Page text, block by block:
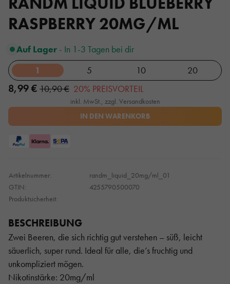
RASPBERRY 20MG/ML
Auf Lager - In 1-3 Tagen bei dir
1
5 10 20
8,99 € 10,90 € 20% PREISVORTEIL
inkl. MwSt., zzgl. Versandkosten
IN DEN WARENKORB
Artikelnummer:
randm_liquid_20mg/ml_01
GTIN:
4255790500070
Produktsicherheit:
BESCHREIBUNG
Zwei Beeren, die sich richtig gut verstehen – süß, leicht
säuerlich, super rund. Ideal für alle, die’s fruchtig und
unkompliziert mögen.
Nikotinstärke: 20mg/ml